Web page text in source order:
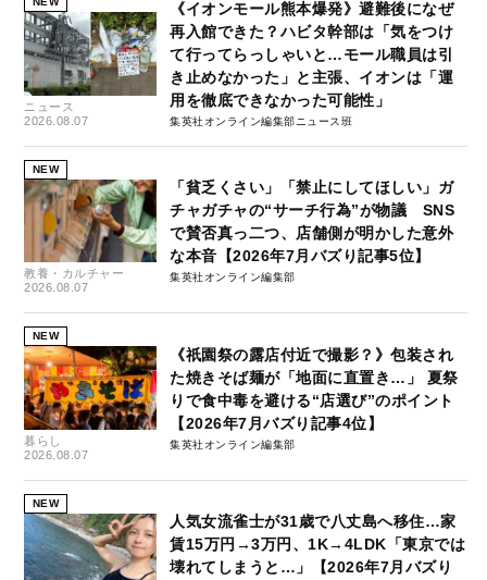
ニュース
2026.08.07
《イオンモール熊本爆発》避難後になぜ
再入館できた？ハビタ幹部は「気をつけ
て行ってらっしゃいと…モール職員は引
き止めなかった」と主張、イオンは「運
用を徹底できなかった可能性」
集英社オンライン編集部ニュース班
NEW
教養・カルチャー
2026.08.07
「貧乏くさい」「禁止にしてほしい」ガ
チャガチャの“サーチ行為”が物議 SNS
で賛否真っ二つ、店舗側が明かした意外
な本音【2026年7月バズり記事5位】
集英社オンライン編集部
NEW
暮らし
2026.08.07
《祇園祭の露店付近で撮影？》包装され
た焼きそば麺が「地面に直置き…」 夏祭
りで食中毒を避ける“店選び”のポイント
【2026年7月バズり記事4位】
集英社オンライン編集部
NEW
人気女流雀士が31歳で八丈島へ移住…家
賃15万円→3万円、1K→4LDK「東京では
壊れてしまうと…」【2026年7月バズり